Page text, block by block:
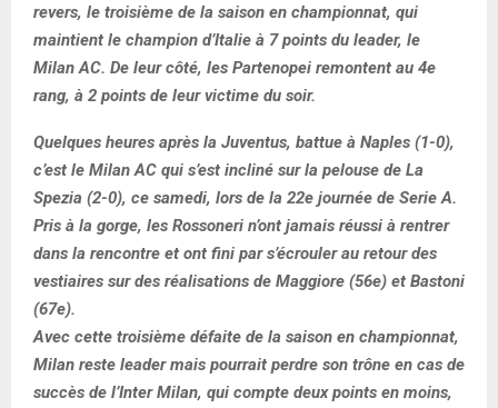
revers, le troisième de la saison en championnat, qui
maintient le champion d’Italie à 7 points du leader, le
Milan AC. De leur côté, les Partenopei remontent au 4e
rang, à 2 points de leur victime du soir.
Quelques heures après la Juventus, battue à Naples (1-0),
c’est le Milan AC qui s’est incliné sur la pelouse de La
Spezia (2-0), ce samedi, lors de la 22e journée de Serie A.
Pris à la gorge, les Rossoneri n’ont jamais réussi à rentrer
dans la rencontre et ont fini par s’écrouler au retour des
vestiaires sur des réalisations de Maggiore (56e) et Bastoni
(67e).
Avec cette troisième défaite de la saison en championnat,
Milan reste leader mais pourrait perdre son trône en cas de
succès de l’Inter Milan, qui compte deux points en moins,